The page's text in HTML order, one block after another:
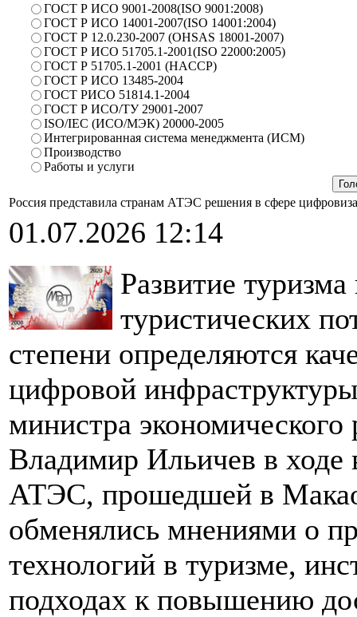
ГОСТ Р ИСО 9001-2008(ISO 9001:2008)
ГОСТ Р ИСО 14001-2007(ISO 14001:2004)
ГОСТ Р 12.0.230-2007 (OHSAS 18001-2007)
ГОСТ Р ИСО 51705.1-2001(ISO 22000:2005)
ГОСТ Р 51705.1-2001 (HACCP)
ГОСТ Р ИСО 13485-2004
ГОСТ РИСО 51814.1-2004
ГОСТ Р ИСО/ТУ 29001-2007
ISO/IEC (ИСО/МЭК) 20000-2005
Интегрированная система менеджмента (ИСМ)
Производство
Работы и услуги
Россия представила странам АТЭС решения в сфере
01.07.2026 12:14
Развитие
туристических
степени определяются
цифровой
министра
Владимир Ильичев в ходе
АТЭС, прошедшей в
обменялись мнениями о
технологий в туризме,
подходах к повышению